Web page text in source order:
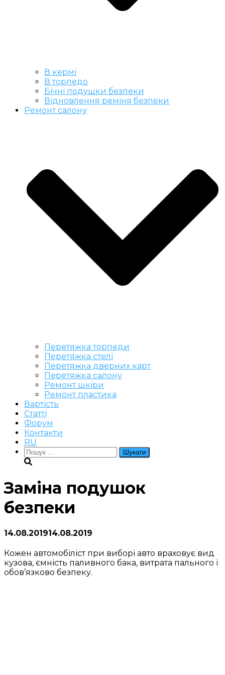
В кермі
В торпедо
Бічні подушки безпеки
Відновлення реміня безпеки
Ремонт салону
Перетяжка торпеди
Перетяжка стелі
Перетяжка дверних карт
Перетяжка салону
Ремонт шкіри
Ремонт пластика
Вартість
Статті
Форум
Контакти
RU
Пошук:
Заміна подушок
безпеки
14.08.201914.08.2019
Кожен автомобіліст при виборі авто враховує вид
кузова, ємність паливного бака, витрата пального і
обов’язково безпеку.